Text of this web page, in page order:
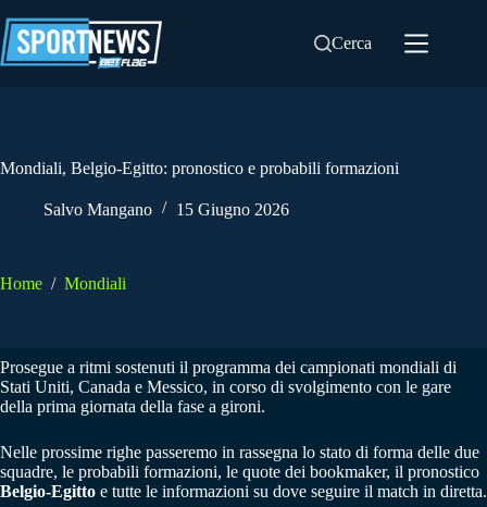
al
contenuto
Cerca
Mondiali, Belgio-Egitto: pronostico e probabili formazioni
Salvo Mangano 15 Giugno 2026
Home / Mondiali
Prosegue a ritmi sostenuti il programma dei campionati mondiali di
Stati Uniti, Canada e Messico, in corso di svolgimento con le gare
della prima giornata della fase a gironi.
Nelle prossime righe passeremo in rassegna lo stato di forma delle due
squadre, le probabili formazioni, le quote dei bookmaker, il pronostico
Belgio-Egitto e tutte le informazioni su dove seguire il match in diretta.